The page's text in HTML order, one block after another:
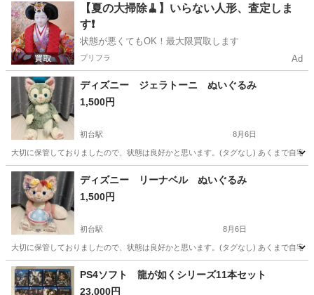
東京 千代田区 秋葉原駅 模型、プラモデル 手榴弾
【夏の大掃除🧹】いらない人形、査定しま
す❗️
状態が悪くてもOK！最大限買取します
プリフラ Ad
ディズニー ジェラトーニ ぬいぐるみ
1,500円
初台駅 8月6日
大切に保管しておりましたので、状態は良好かと思います。(タグなし) あくまで自宅
東京 渋谷区 初台駅 おもちゃ ジェラトーニ
ディズニー リーナベル ぬいぐるみ
1,500円
初台駅 8月6日
大切に保管しておりましたので、状態は良好かと思います。(タグなし) あくまで自宅
東京 渋谷区 おもちゃ
PS4ソフト 龍が如くシリーズ11本セット
23,000円